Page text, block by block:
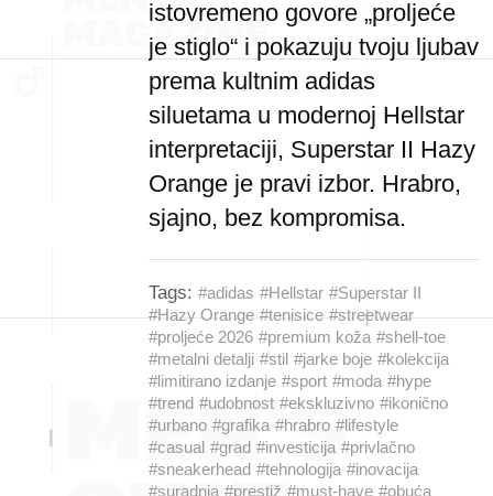
istovremeno govore „proljeće
je stiglo“ i pokazuju tvoju ljubav
prema kultnim adidas
siluetama u modernoj Hellstar
interpretaciji, Superstar II Hazy
Orange je pravi izbor. Hrabro,
sjajno, bez kompromisa.
Tags: #adidas #Hellstar #Superstar II
#Hazy Orange #tenisice #streetwear
#proljeće 2026 #premium koža #shell-toe
#metalni detalji #stil #jarke boje #kolekcija
#limitirano izdanje #sport #moda #hype
#trend #udobnost #ekskluzivno #ikonično
#urbano #grafika #hrabro #lifestyle
#casual #grad #investicija #privlačno
#sneakerhead #tehnologija #inovacija
#suradnja #prestiž #must-have #obuća